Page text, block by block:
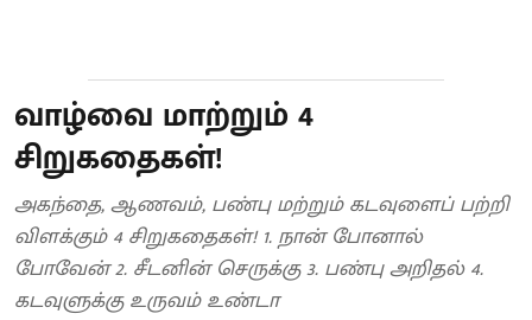
வாழ்வை மாற்றும் 4
சிறுகதைகள்!
அகந்தை, ஆணவம், பண்பு மற்றும் கடவுளைப் பற்றி
விளக்கும் 4 சிறுகதைகள்! 1. நான் போனால்
போவேன் 2. சீடனின் செருக்கு 3. பண்பு அறிதல் 4.
கடவுளுக்கு உருவம் உண்டா